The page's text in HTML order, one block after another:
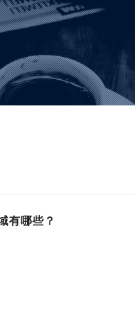
有哪些？